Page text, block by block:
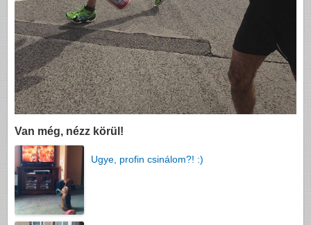
Van még, nézz körül!
Ugye, profin csinálom?! :)